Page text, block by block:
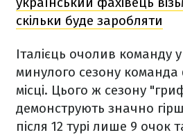
скільки буде заробляти
Італієць очолив команду
минулого сезону команда
місці. Цього ж сезону
демонструють значно
після 12 турі лише 9 очок